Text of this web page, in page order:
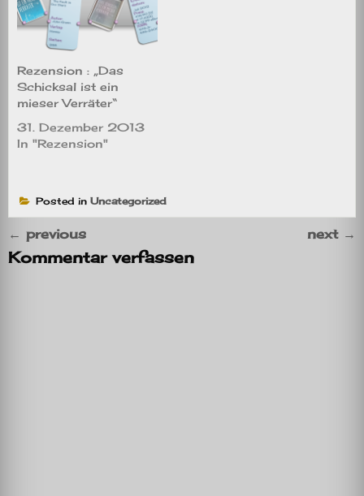
Rezension : „Das
Schicksal ist ein
mieser Verräter“
31. Dezember 2013
In "Rezension"
Posted in Uncategorized
← previous next →
Kommentar verfassen